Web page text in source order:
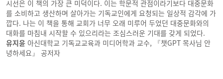
시선은 이 책의 가장 큰 미덕이다. 이는 학문적 관점이라기보다 대중문화
를 소비하고 생산하며 살아가는 기독교인에게 요청되는 일상적 감각에 가
깝다. 나는 이 책을 통해 교회가 너무 오래 미루어 두었던 대중문화와의
대화를 마침내 시작할 수 있으리라는 조심스러운 기대를 갖게 되었다.
유지윤 아신대학교 기독교교육과 미디어학과 교수, 『챗GPT 목사님 안
녕하세요』 공저자